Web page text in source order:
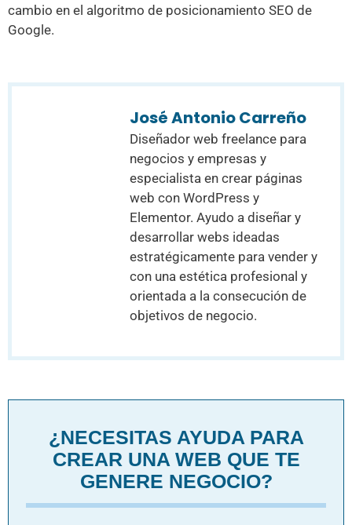
cambio en el algoritmo de posicionamiento SEO de
Google.
José Antonio Carreño
Diseñador web freelance para
negocios y empresas y
especialista en crear páginas
web con WordPress y
Elementor. Ayudo a diseñar y
desarrollar webs ideadas
estratégicamente para vender y
con una estética profesional y
orientada a la consecución de
objetivos de negocio.
¿NECESITAS AYUDA PARA
CREAR UNA WEB QUE TE
GENERE NEGOCIO?